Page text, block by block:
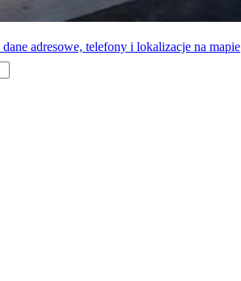
dane adresowe, telefony i lokalizacje na mapie